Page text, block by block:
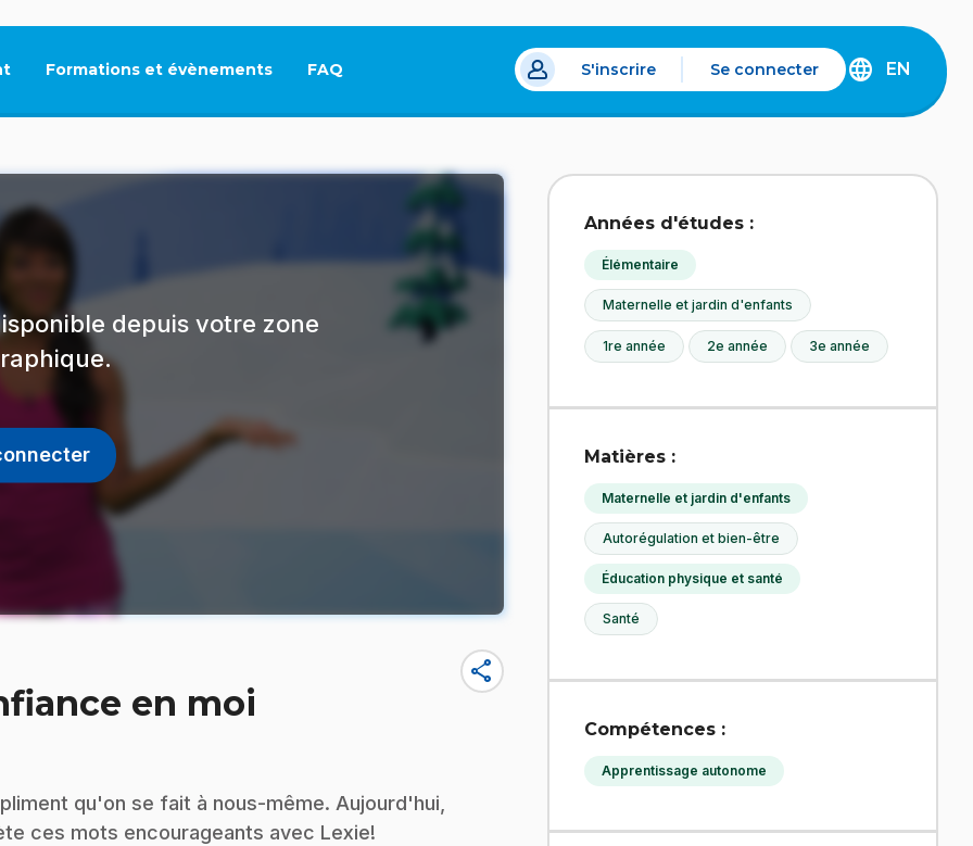
Formations et évènements FAQ
Ce lien s'ouvrira dans un nouvel onglet.
S'inscrire Se connecter
DISCOVER
EN
depuis votre zone
en moi
share
qu'on se fait à nous-même. Aujourd'hui,
ces mots encourageants avec Lexie!
Années d'études :
Élémentaire
Maternelle et jardin d'enfants
1re année 2e année 3e année
Matières :
Maternelle et jardin d'enfants
Autorégulation et bien-être
Éducation physique et santé
Santé
Compétences :
Apprentissage autonome